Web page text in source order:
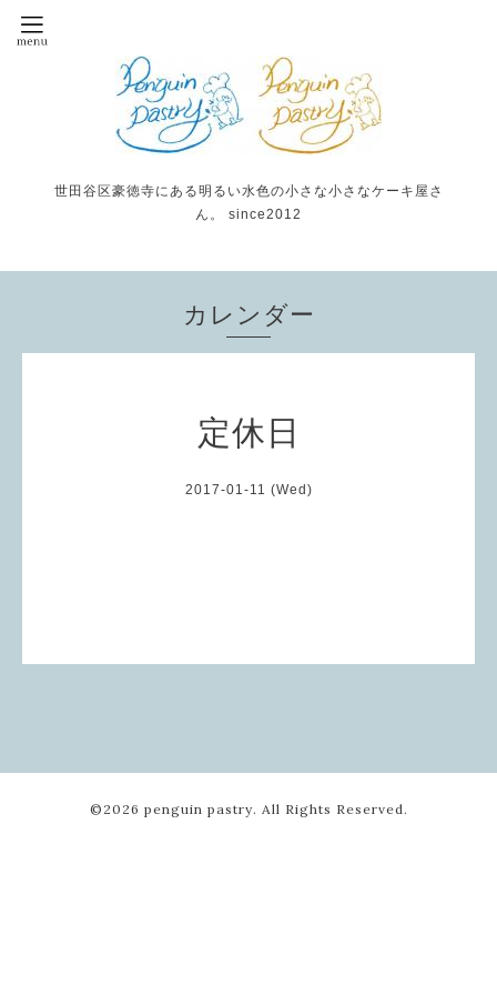
世田谷区豪徳寺にある明るい水色の小さな小さなケーキ屋さ
ん。 since2012
カレンダー
定休日
2017-01-11 (Wed)
©2026 penguin pastry. All Rights Reserved.